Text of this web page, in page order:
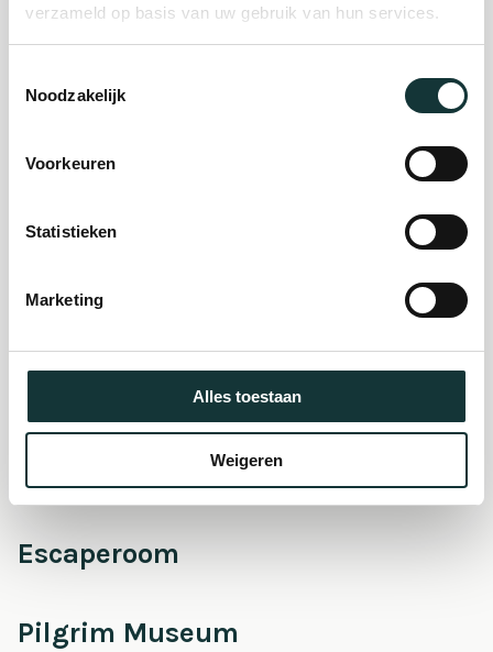
verzameld op basis van uw gebruik van hun services.
Noodzakelijk
Voorkeuren
Statistieken
Marketing
Alles toestaan
Weigeren
Steun ons
Auditie
De Pieterskerk als
Onderhoud &
Escaperoom
Pilgrim Museum